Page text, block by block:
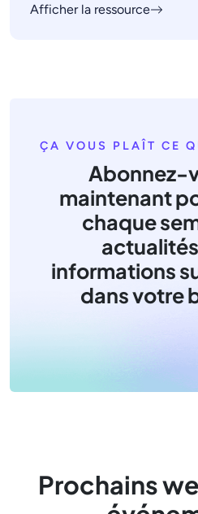
Afficher la ressource
ÇA VOUS PLAÎT CE
Abonnez-
maintenant
chaque
informations
dans votre
Prochains